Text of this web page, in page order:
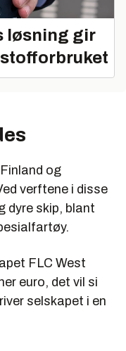
løsning gir
og
verftene i disse
dyre skip, blant
FLC West
euro, det vil si
selskapet i en